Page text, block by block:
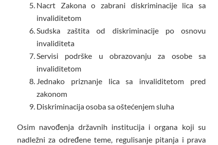
Nacrt Zakona o zabrani diskriminacije lica sa
invaliditetom
Sudska zaštita od diskriminacije po osnovu
invaliditeta
Servisi podrške u obrazovanju za osobe sa
invaliditetom
Jednako priznanje lica sa invaliditetom pred
zakonom
Diskriminacija osoba sa oštećenjem sluha
Osim navođenja državnih institucija i organa koji su
nadležni za određene teme, regulisanje pitanja i prava